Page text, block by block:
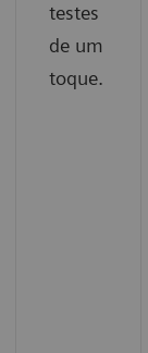
testes
de um
toque.